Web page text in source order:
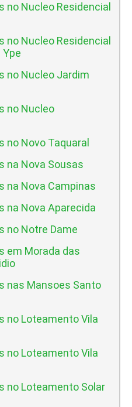
no Nucleo Residencial
no Nucleo Residencial
no Nucleo Jardim
no Nucleo
no Novo Taquaral
na Nova Sousas
na Nova Campinas
na Nova Aparecida
no Notre Dame
em Morada das
nas Mansoes Santo
no Loteamento Vila
no Loteamento Vila
no Loteamento Solar